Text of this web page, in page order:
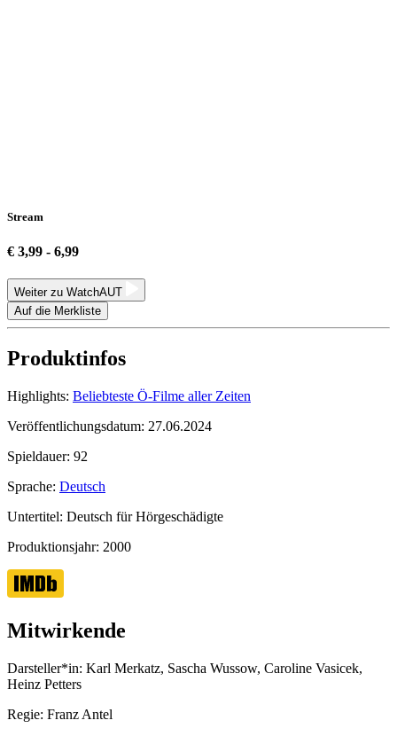
Stream
€ 3,99 - 6,99
Weiter zu WatchAUT
Auf die Merkliste
Produktinfos
Highlights: Beliebteste Ö-Filme aller Zeiten
Veröffentlichungsdatum: 27.06.2024
Spieldauer: 92
Sprache: Deutsch
Untertitel: Deutsch für Hörgeschädigte
Produktionsjahr: 2000
Mitwirkende
Darsteller*in: Karl Merkatz, Sascha Wussow, Caroline Vasicek,
Heinz Petters
Regie: Franz Antel